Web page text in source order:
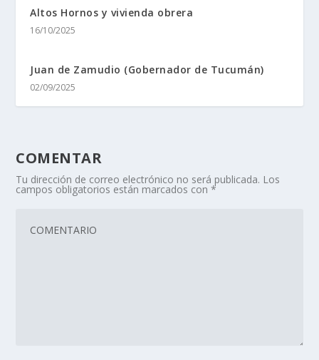
Altos Hornos y vivienda obrera
16/10/2025
Juan de Zamudio (Gobernador de Tucumán)
02/09/2025
COMENTAR
Tu dirección de correo electrónico no será publicada. Los
campos obligatorios están marcados con*